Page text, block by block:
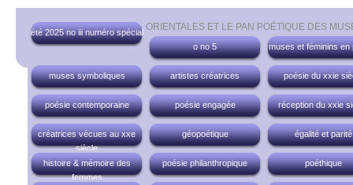
ORIENTALES ET LE PAN POÉTIQUE DES
été 2025 no iii numéro spécial
o no 5
muses et féminins en
muses symboliques artistes créatrices poésie du xxie
poésie contemporaine poésie engagée réception du xxie
créatrices vécues au xxe
siècle
géopoétique égalité et parité
histoire & mémoire des
femmes
poésie philanthropique poéthique